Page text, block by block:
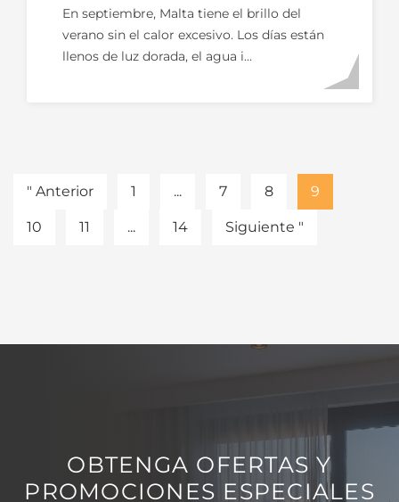
En septiembre, Malta tiene el brillo del
verano sin el calor excesivo. Los días están
llenos de luz dorada, el agua i...
" Anterior 1 ... 7 8 9
10 11 ... 14 Siguiente "
OBTENGA OFERTAS Y
PROMOCIONES ESPECIALES